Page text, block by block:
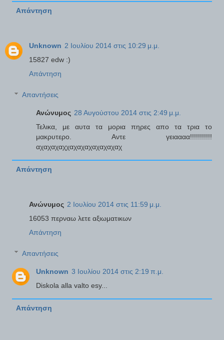
Απάντηση
Unknown 2 Ιουλίου 2014 στις 10:29 μ.μ.
15827 edw :)
Απάντηση
Απαντήσεις
Ανώνυμος 28 Αυγούστου 2014 στις 2:49 μ.μ.
Τελικα, με αυτα τα μορια πηρες απο τα τρια το
μακρυτερο. Αντε γειαααα!!!!!!!!!!!
αχαχαχαχχαχαχαχαχαχαχαχ
Απάντηση
Ανώνυμος 2 Ιουλίου 2014 στις 11:59 μ.μ.
16053 περναω λετε αξιωματικων
Απάντηση
Απαντήσεις
Unknown 3 Ιουλίου 2014 στις 2:19 π.μ.
Diskola alla valto esy...
Απάντηση